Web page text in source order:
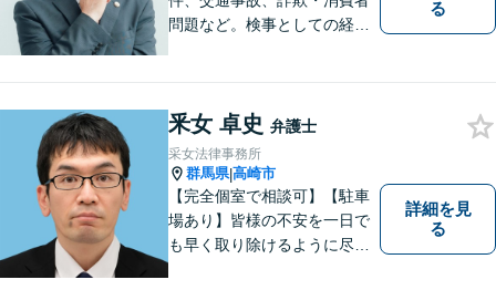
問題など。検事としての経験
めの証拠収集が重要です。お
早めにご相談ください【休
日・夜間対応可】【完全個
室】
る
釆女 卓史 弁護士
采女法律事務所
群馬県|高崎市
【完全個室で相談可】【駐車
場あり】皆様の不安を一日で
も早く取り除けるように尽力
詳細を見
る